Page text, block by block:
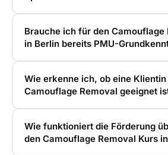
Brauche ich für den Camouflage
in Berlin bereits PMU-
Wie erkenne ich, ob eine
Camouflage Removal geeignet
Wie funktioniert die Förderung
den Camouflage Removal Kurs